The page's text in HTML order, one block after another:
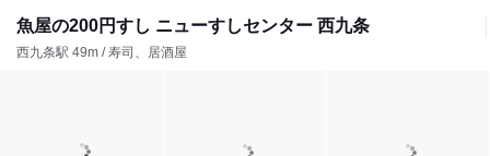
魚屋の200円すし ニューすしセンター 西九条
西九条駅 49m / 寿司、居酒屋